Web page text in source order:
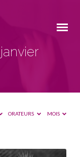
ORATEURS MOIS